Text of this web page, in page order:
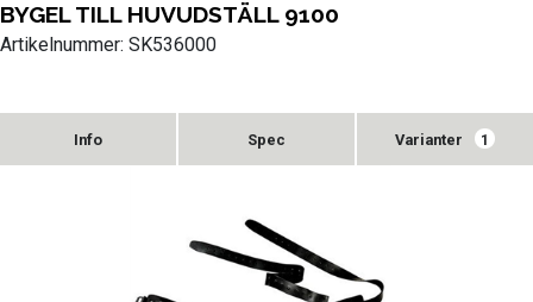
BYGEL TILL HUVUDSTÄLL 9100
Artikelnummer: SK536000
Varianter 1